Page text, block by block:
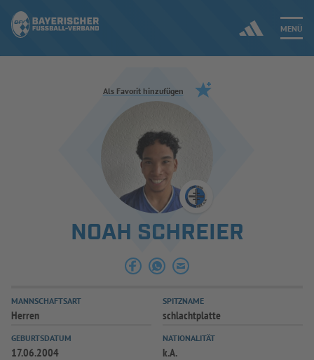
MENÜ
Jetzt einloggen
ERGEBNISSE & WETTBEWERBE
SPIELBETRIEB & VERBANDSLEBEN
AUSBILDUNG & FÖRDERUNG
SPIELPLUS
Als Favorit hinzufügen
NOAH SCHREIER
MANNSCHAFTSART
Herren
SPITZNAME
schlachtplatte
GEBURTSDATUM
17.06.2004
NATIONALITÄT
k.A.